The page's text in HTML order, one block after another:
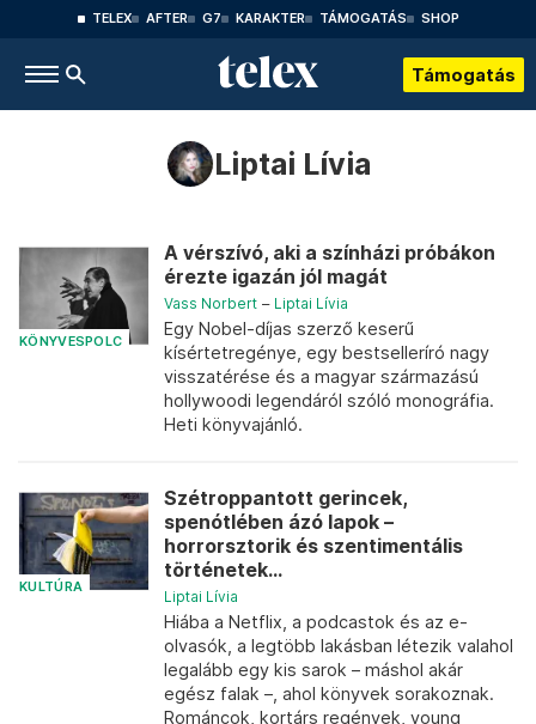
TELEX AFTER G7 KARAKTER TÁMOGATÁS SHOP
Támogatás
Liptai Lívia
KÖNYVESPOLC
A vérszívó, aki a színházi próbákon
érezte igazán jól magát
Vass Norbert – Liptai Lívia
Egy Nobel-díjas szerző keserű
kísértetregénye, egy bestselleríró nagy
visszatérése és a magyar származású
hollywoodi legendáról szóló monográfia.
Heti könyvajánló.
KULTÚRA
Szétroppantott gerincek,
spenótlében ázó lapok –
horrorsztorik és szentimentális
történetek...
Liptai Lívia
Hiába a Netflix, a podcastok és az e-
olvasók, a legtöbb lakásban létezik valahol
legalább egy kis sarok – máshol akár
egész falak –, ahol könyvek sorakoznak.
Románcok, kortárs regények, young